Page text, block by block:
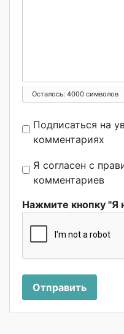
Осталось: 4000 символов
Подписаться на
комментариях
Я согласен с
комментариев
Нажмите кнопку "Я
Отправить